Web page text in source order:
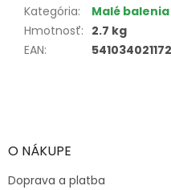
Kategória:
Malé balenia
Hmotnosť: 2.7 kg
EAN:
äO NÁKUPE
Doprava a platba